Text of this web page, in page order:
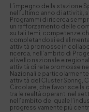
L’impegno della stazione
nell’ultimo anno di attività,
Programmi di ricerca
un rafforzamento delle
su tali temi; competenze
completandosi ed
attività promosse in
ricerca, nell’ambito di
a livello nazionale e
attività di rete promosse
Nazionali e
attività del Cluster Spring,
Circolare, che favorisce la
tra le realtà operanti nel
nell’ambito del quale
progressivamente più